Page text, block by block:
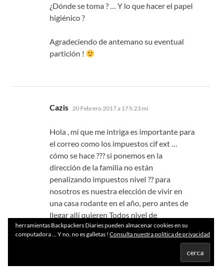
¿Dónde se toma ? … Y lo que hacer el papel
higiénico ?
Agradeciendo de antemano su eventual
partición !
Cazis dice:
20 Febrero 2017 a 17 h 23 mi
Hola , mí que me intriga es importante para
el correo como los impuestos cif ext …
cómo se hace ??? si ponemos en la
dirección de la familia no están
penalizando impuestos nivel ?? para
nosotros es nuestra elección de vivir en
una casa rodante en el año, pero antes de
llegar allí quieren Todos nivel de
inteligencia por encima del resto es papel
normal se hace 5 años que hace que la
caravana …. millas gracias de antemano …
herramientas Backpackers Diaries pueden almacenar cookies en su
computadora ... Y no, no es galletas ! Consulta nuestra política de privacidad